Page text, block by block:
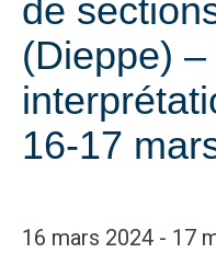
de
(Dieppe)
16-17
16 mars 2024 - 17